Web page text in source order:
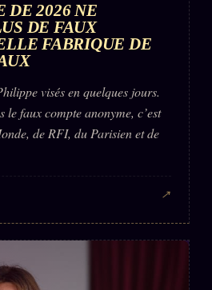
DE 2026 NE
DE FAUX
FABRIQUE DE
visés en quelques jours.
le faux compte anonyme, c’est
de RFI, du Parisien et de
↗